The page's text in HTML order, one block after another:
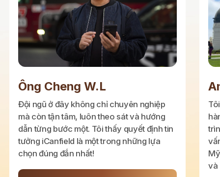
Ông Cheng W.L
Đội ngũ ở đây không chỉ chuyên nghiệp
mà còn tận tâm, luôn theo sát và hướng
dẫn từng bước một. Tôi thấy quyết định tin
tưởng iCanfield là một trong những lựa
chọn đúng đắn nhất!
và